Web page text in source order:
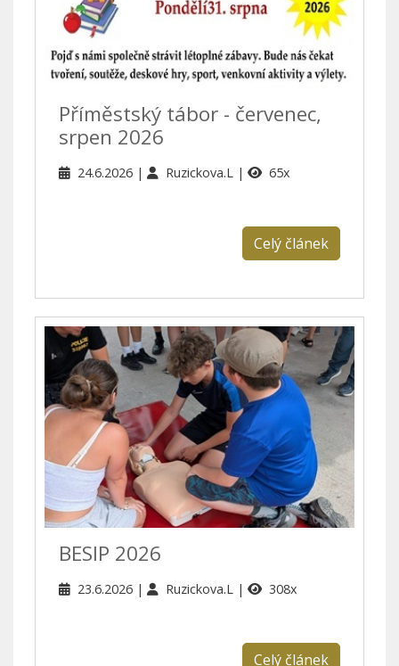
Příměstský tábor - červenec,
srpen 2026
24.6.2026 Ruzickova.L 65x
Celý článek
BESIP 2026
23.6.2026 Ruzickova.L 308x
Celý článek